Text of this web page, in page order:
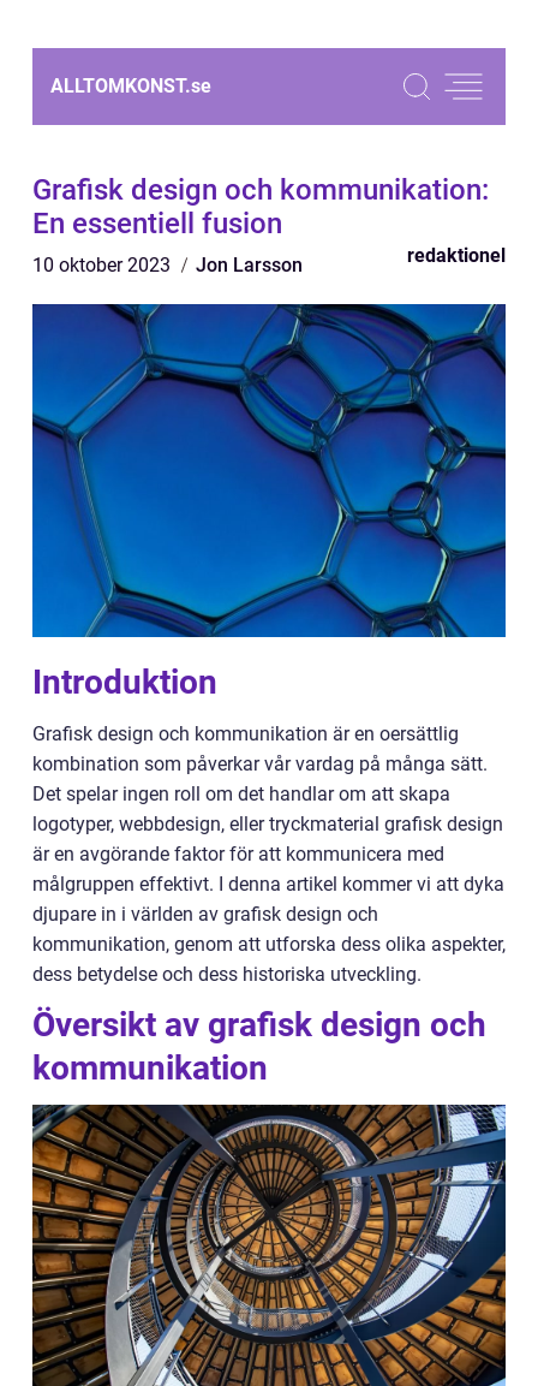
ALLTOMKONST.se
Grafisk design och kommunikation:
En essentiell fusion
10 oktober 2023 Jon Larsson redaktionel
Introduktion
Grafisk design och kommunikation är en oersättlig
kombination som påverkar vår vardag på många sätt.
Det spelar ingen roll om det handlar om att skapa
logotyper, webbdesign, eller tryckmaterial grafisk design
är en avgörande faktor för att kommunicera med
målgruppen effektivt. I denna artikel kommer vi att dyka
djupare in i världen av grafisk design och
kommunikation, genom att utforska dess olika aspekter,
dess betydelse och dess historiska utveckling.
Översikt av grafisk design och
kommunikation